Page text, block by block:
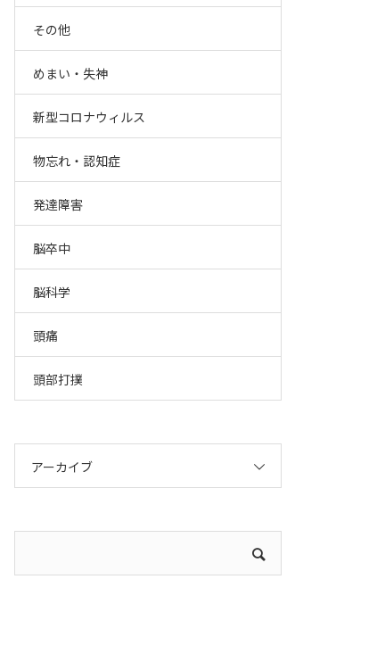
その他
めまい・失神
新型コロナウィルス
物忘れ・認知症
発達障害
脳卒中
脳科学
頭痛
頭部打撲
アーカイブ